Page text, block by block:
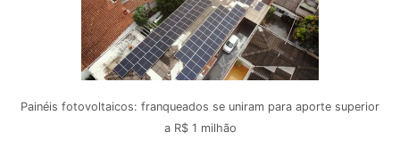
Painéis fotovoltaicos: franqueados se uniram para aporte superior
a R$ 1 milhão